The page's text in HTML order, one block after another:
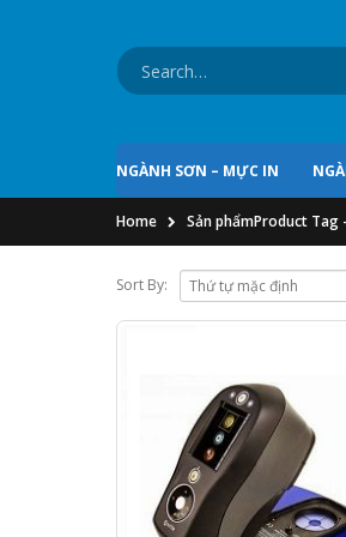
NGÀNH SƠN – MỰC IN
Home Sản phẩmProduct Tag -
Sort By: